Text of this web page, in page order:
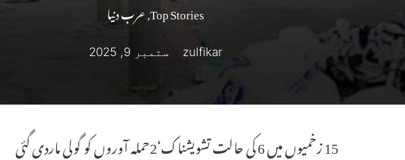
Top Stories
,عرب دنیا
zulfikar ستمبر 9, 2025
15 زخمیوں میں 6 کی حالت تشویشناک‘2حملہ آوروں کو گولی ماردی گئی